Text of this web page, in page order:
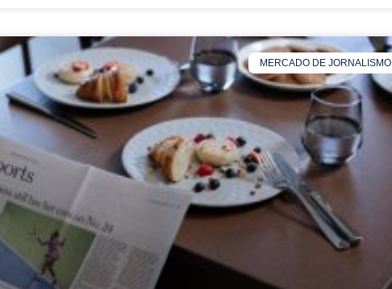
MERCADO DE JORNALISMO